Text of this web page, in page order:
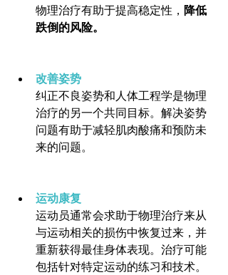
物理治疗有助于提高稳定性， 降低
跌倒的风险。
改善姿势
纠正不良姿势和人体工程学是物理
治疗的另一个共同目标。解决姿势
问题有助于减轻肌肉酸痛和预防未
来的问题。
运动康复
运动员通常会求助于物理治疗来从
与运动相关的损伤中恢复过来，并
重新获得最佳身体表现。治疗可能
包括针对特定运动的练习和技术。